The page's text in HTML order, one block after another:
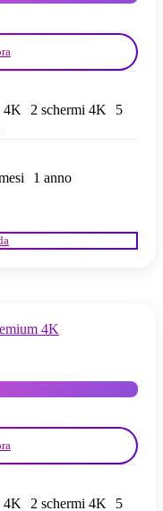
4K 2 schermi 4K
5
1 anno
4K 2 schermi 4K
5